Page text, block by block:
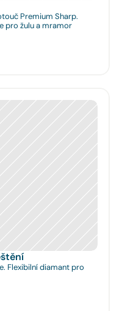
Premium Sharp.
pro žulu a mramor
Flexibilní diamant pro